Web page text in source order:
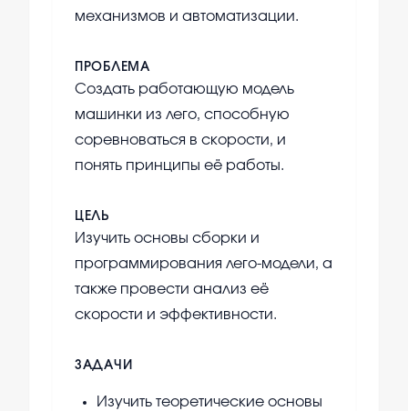
механизмов и автоматизации.
ПРОБЛЕМА
Создать работающую модель
машинки из лего, способную
соревноваться в скорости, и
понять принципы её работы.
ЦЕЛЬ
Изучить основы сборки и
программирования лего-модели, а
также провести анализ её
скорости и эффективности.
ЗАДАЧИ
Изучить теоретические основы